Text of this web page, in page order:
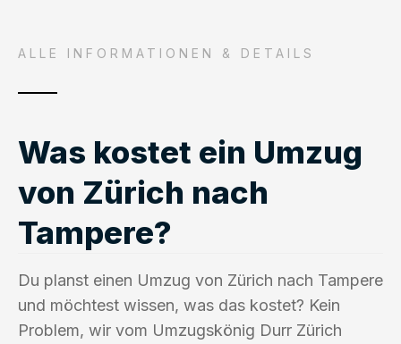
ALLE INFORMATIONEN & DETAILS
Was kostet ein Umzug
von Zürich nach
Tampere?
Du planst einen Umzug von Zürich nach Tampere
und möchtest wissen, was das kostet? Kein
Problem, wir vom Umzugskönig Durr Zürich